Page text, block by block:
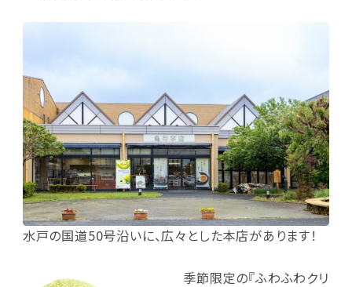
水戸の国道50号沿いに、広々とした本店があります！
季節限定の『ふわふわクリ